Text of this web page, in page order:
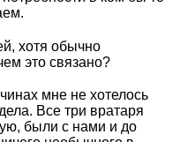
хотя обычно
это связано?
мне не хотелось
Все три вратаря
были с нами и до